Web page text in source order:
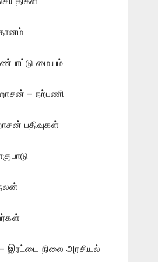
தானம்
மையம்
– நற்பணி
பதிவுகள்
– இரட்டை நிலை அரசியல்